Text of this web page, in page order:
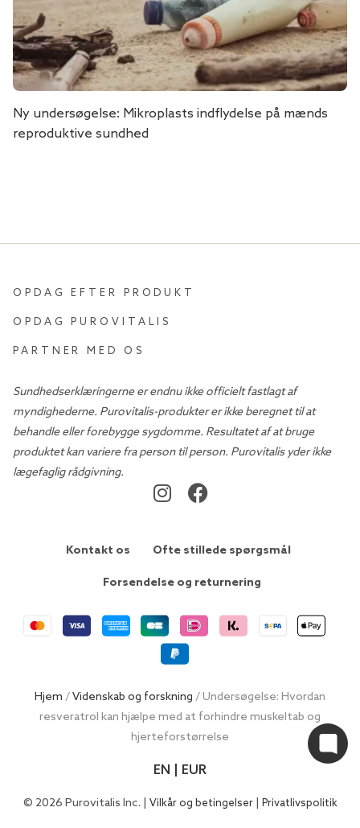
Ny undersøgelse: Mikroplasts indflydelse på mænds
reproduktive sundhed
OPDAG EFTER PRODUKT
OPDAG PUROVITALIS
PARTNER MED OS
Sundhedserklæringerne er endnu ikke officielt fastlagt af
myndighederne. Purovitalis-produkter er ikke beregnet til at
behandle eller forebygge sygdomme. Resultatet af at bruge
produktet kan variere fra person til person. Purovitalis yder ikke
lægefaglig rådgivning.
Kontakt os Ofte stillede spørgsmål
Forsendelse og returnering
Hjem /Videnskab og forskning / Undersøgelse: Hvordan
resveratrol kan hjælpe med at forhindre muskeltab og
hjerteforstørrelse
EN | EUR
© 2026 Purovitalis Inc. | Vilkår og betingelser| Privatlivspolitik